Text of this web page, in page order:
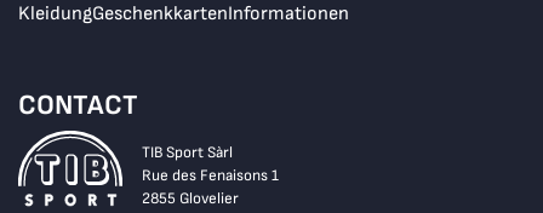
KleidungGeschenkkartenInformationen
CONTACT
TIB Sport Sàrl
Rue des Fenaisons 1
2855 Glovelier